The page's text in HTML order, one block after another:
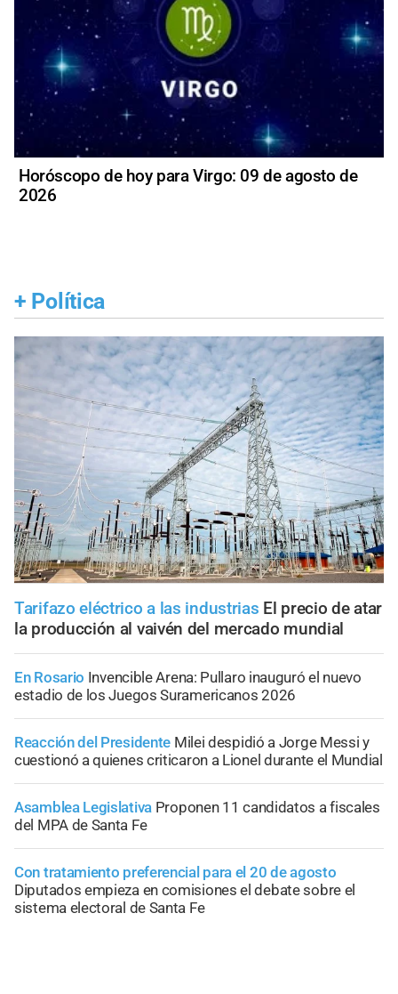
Horóscopo de hoy para Virgo: 09 de agosto de
2026
+ Política
Tarifazo eléctrico a las industrias El precio de atar
la producción al vaivén del mercado mundial
En Rosario Invencible Arena: Pullaro inauguró el nuevo
estadio de los Juegos Suramericanos 2026
Reacción del Presidente Milei despidió a Jorge Messi y
cuestionó a quienes criticaron a Lionel durante el Mundial
Asamblea Legislativa Proponen 11 candidatos a fiscales
del MPA de Santa Fe
Con tratamiento preferencial para el 20 de agosto
Diputados empieza en comisiones el debate sobre el
sistema electoral de Santa Fe